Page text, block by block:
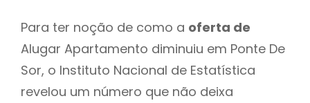
Para ter noção de como a oferta de
Alugar Apartamento diminuiu em Ponte De
Sor, o Instituto Nacional de Estatística
revelou um número que não deixa